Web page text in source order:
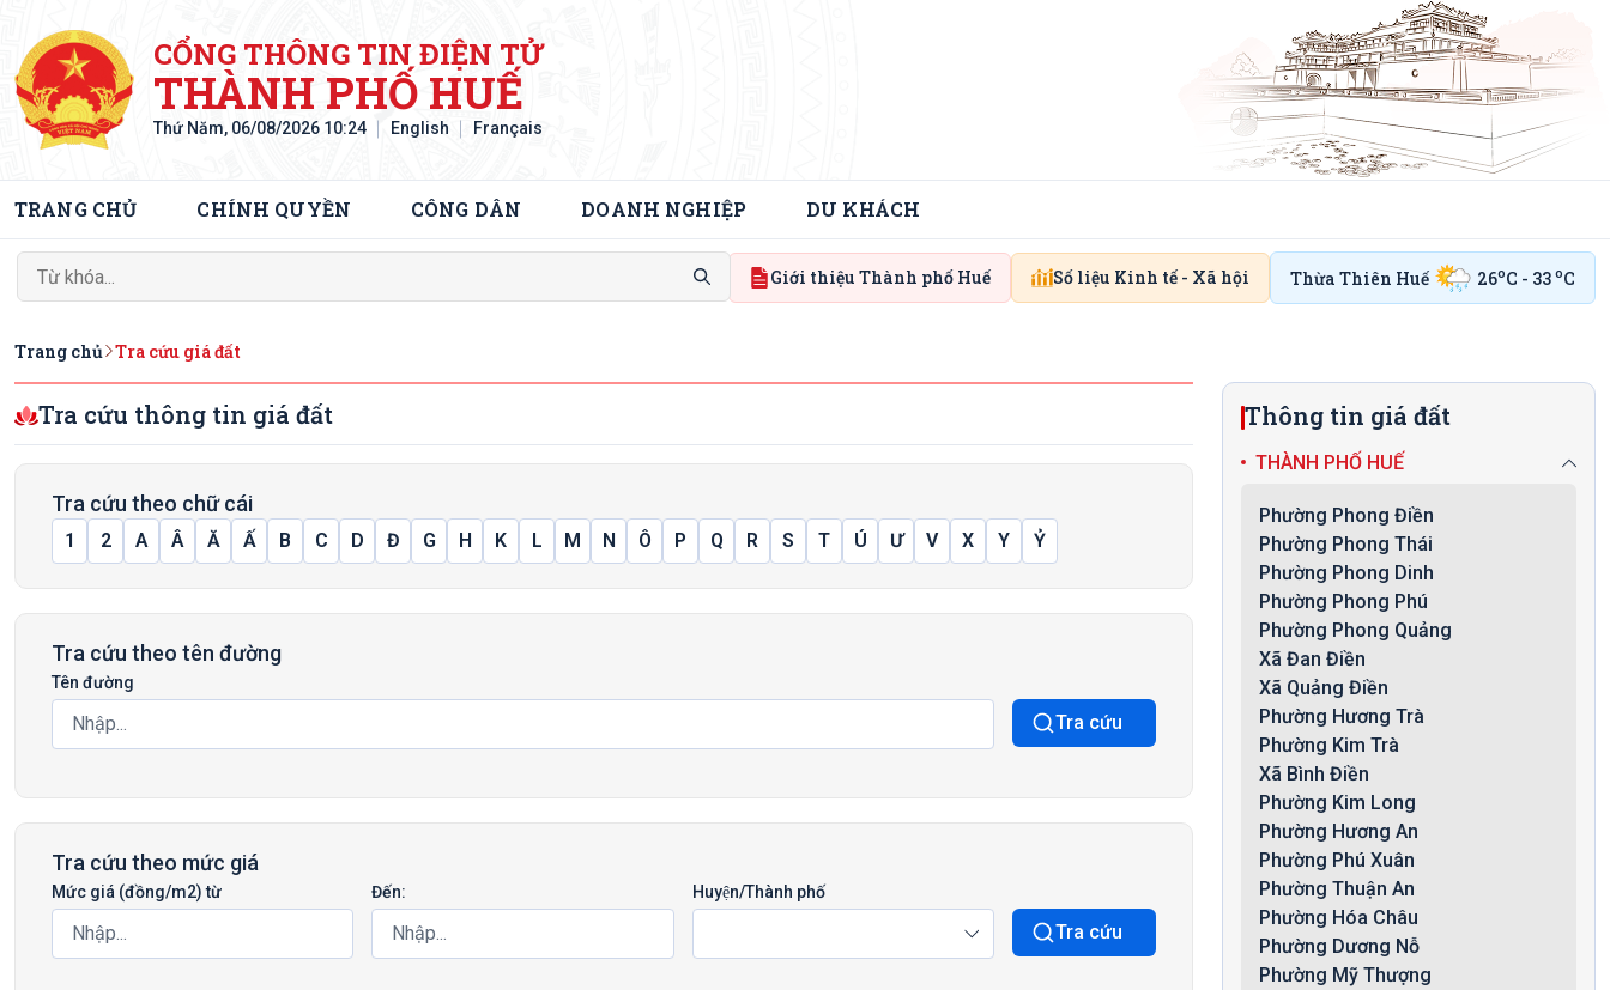
CỔNG THÔNG TIN ĐIỆN TỬ
THÀNH PHỐ HUẾ
Thứ Năm, 06/08/2026 10:24 English Français
TRANG CHỦ CHÍNH QUYỀN CÔNG DÂN DOANH NGHIỆP DU KHÁCH
Giới thiệu Thành phố Huế Số liệu Kinh tế - Xã hội Thừa Thiên Huế 26oC - 33 oC
Trang chủ Tra cứu giá đất
Tra cứu thông tin giá đất
Tra cứu theo chữ cái
1 2 A Â Ă Ấ B C D Đ G H K L M N Ô P Q R S T Ú Ư V X Y Ỷ
Tra cứu theo tên đường
Tên đường
Tra cứu
Tra cứu theo mức giá
Mức giá (đồng/m2) từ Đến: Huyện/Thành phố
Tra cứu
Thông tin giá đất
THÀNH PHỐ HUẾ
Phường Phong Điền
Phường Phong Thái
Phường Phong Dinh
Phường Phong Phú
Phường Phong Quảng
Xã Đan Điền
Xã Quảng Điền
Phường Hương Trà
Phường Kim Trà
Xã Bình Điền
Phường Kim Long
Phường Hương An
Phường Phú Xuân
Phường Thuận An
Phường Hóa Châu
Phường Dương Nỗ
Phường Mỹ Thượng